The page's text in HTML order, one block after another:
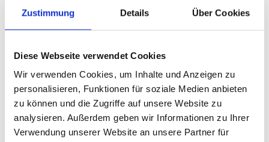
Zustimmung Details Über Cookies
Diese Webseite verwendet Cookies
Wir verwenden Cookies, um Inhalte und Anzeigen zu
personalisieren, Funktionen für soziale Medien anbieten
zu können und die Zugriffe auf unsere Website zu
analysieren. Außerdem geben wir Informationen zu Ihrer
Verwendung unserer Website an unsere Partner für
notwendig)
zur Entlassung nach Hause
Organisation von ambulanten
Pflegeunterstützungen
Anlernen der Eltern in der häuslichen Pflege
ihres Kindes